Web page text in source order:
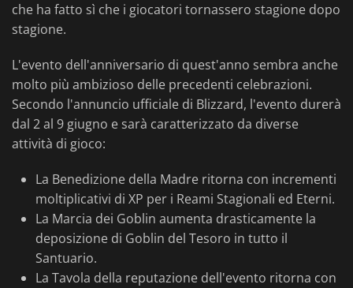
che ha fatto sì che i giocatori tornassero stagione dopo
stagione.
L'evento dell'anniversario di quest'anno sembra anche
molto più ambizioso delle precedenti celebrazioni.
Secondo l'annuncio ufficiale di Blizzard, l'evento durerà
dal 2 al 9 giugno e sarà caratterizzato da diverse
attività di gioco:
La Benedizione della Madre ritorna con incrementi
moltiplicativi di XP per i Reami Stagionali ed Eterni.
La Marcia dei Goblin aumenta drasticamente la
deposizione di Goblin del Tesoro in tutto il
Santuario.
La Tavola della reputazione dell'evento ritorna con